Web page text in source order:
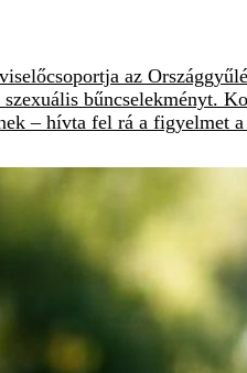
az
bűncselekményt.
– hívta fel rá a figyelmet